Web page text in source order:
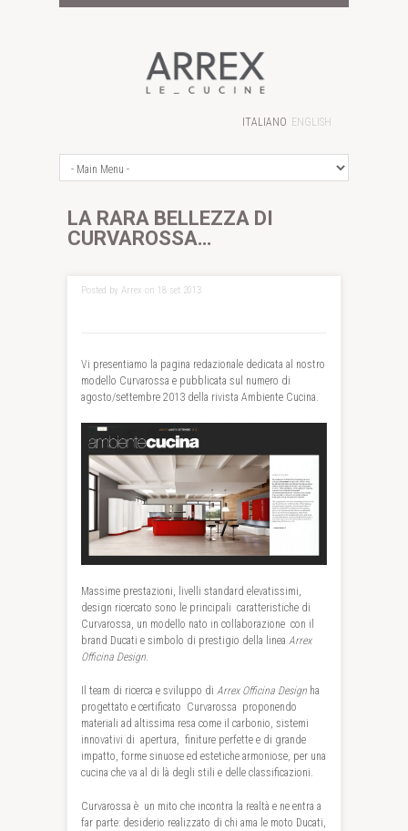
ITALIANO ENGLISH
LA RARA BELLEZZA DI
CURVAROSSA…
Posted by Arrex on 18 set 2013
Vi presentiamo la pagina redazionale dedicata al nostro
modello Curvarossa e pubblicata sul numero di
agosto/settembre 2013 della rivista Ambiente Cucina.
Massime prestazioni, livelli standard elevatissimi,
design ricercato sono le principali caratteristiche di
Curvarossa, un modello nato in collaborazione con il
brand Ducati e simbolo di prestigio della linea Arrex
Officina Design.
Il team di ricerca e sviluppo di Arrex Officina Design ha
progettato e certificato Curvarossa proponendo
materiali ad altissima resa come il carbonio, sistemi
innovativi di apertura, finiture perfette e di grande
impatto, forme sinuose ed estetiche armoniose, per una
cucina che va al di là degli stili e delle classificazioni.
Curvarossa è un mito che incontra la realtà e ne entra a
far parte: desiderio realizzato di chi ama le moto Ducati,